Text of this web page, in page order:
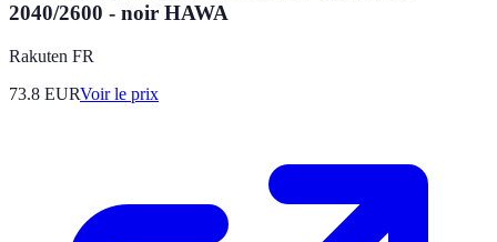
2040/2600 - noir HAWA
Rakuten FR
73.8 EURVoir le prix